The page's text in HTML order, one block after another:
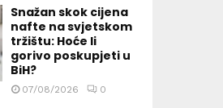
Snažan skok cijena
nafte na svjetskom
tržištu: Hoće li
gorivo poskupjeti u
BiH?
07/08/2026 0